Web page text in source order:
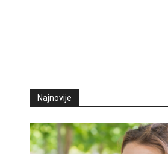
Najnovije